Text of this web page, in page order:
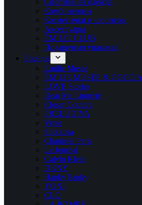
Спортивная одежда
Комбинезоны
Косметички и шопперы
Аксессуары
ÉMILIE CLUB
Подарочная упаковка
Бренды
Emilie Musee
ÉMILIE MUSÉE & GOCCIA
LOVE Stories
Dear Me Lingerie
Closer Couture
PRELUDIYA
Verse
Shikkosa
Chantelle Paris
Le Journal
Calvin Klein
DKNY
Hanky Panky
YONI
CLO